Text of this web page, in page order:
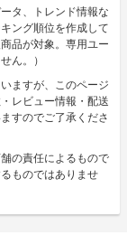
タ、トレンド情報な
ング順位を作成して
品が対象。専用ユー
ん。）
ますが、このページ
レビュー情報・配送
すのでご了承くださ
の責任によるもので
ものではありませ